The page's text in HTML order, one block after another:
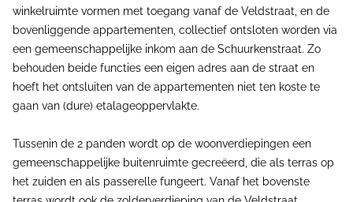
winkelruimte vormen met toegang vanaf de Veldstraat, en de
bovenliggende appartementen, collectief ontsloten worden via
een gemeenschappelijke inkom aan de Schuurkenstraat. Zo
behouden beide functies een eigen adres aan de straat en
hoeft het ontsluiten van de appartementen niet ten koste te
gaan van (dure) etalageoppervlakte.
Tussenin de 2 panden wordt op de woonverdiepingen een
gemeenschappelijke buitenruimte gecreëerd, die als terras op
het zuiden en als passerelle fungeert. Vanaf het bovenste